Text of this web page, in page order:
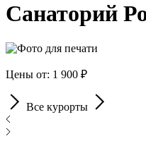
Санаторий
Цены от: 1 900 ₽
Все курорты